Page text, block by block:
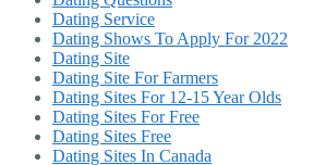
Dating Service
Dating Shows To Apply For 2022
Dating Site
Dating Site For Farmers
Dating Sites For 12-15 Year Olds
Dating Sites For Free
Dating Sites Free
Dating Sites In Canada